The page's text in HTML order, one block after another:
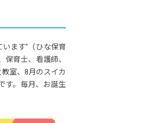
ます"（ひな保育
育士、看護師、
室、8月のスイカ
す。毎月、お誕生